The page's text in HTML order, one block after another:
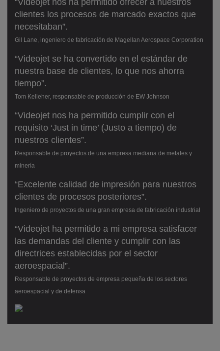
“Videojet nos ha permitido ofrecer a nuestros
clientes los procesos de marcado exactos que
necesitaban”.
Gil Lane, ingeniero de fabricación de Magellan Aerospace Corporation
“Videojet se ha convertido en el estándar de
nuestra base de clientes, lo que nos ahorra
tiempo”.
Tom Kelleher, responsable de producción de EW Johnson
“Videojet nos ha permitido cumplir con el
requisito ‘Just in time’ (Justo a tiempo) de
nuestros clientes”.
Responsable de proyectos de una empresa mediana de metales y
minería
“Excelente calidad de impresión para nuestros
clientes de procesos posteriores”.
Ingeniero de proyectos de una gran empresa de fabricación industrial
“Videojet ha permitido a mi empresa satisfacer
las demandas del cliente y cumplir con las
directrices establecidas por el sector
aeroespacial”.
Responsable de proyectos de empresa pequeña de los sectores
aeroespacial y de defensa